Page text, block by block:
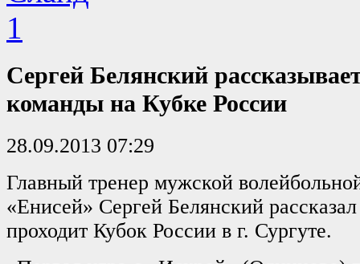
Сергей Белянский
команды на Кубке России
28.09.2013 07:29
Главный тренер мужской
«Енисей» Сергей Белянский
проходит Кубок России в г. Сургуте.